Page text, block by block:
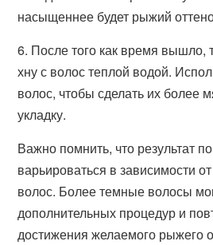
насыщеннее будет рыжий
6. После того как время вышло,
хну с волос теплой водой.
волос, чтобы сделать их более
укладку.
Важно помнить, что результат
варьироваться в зависимости
волос. Более темные волосы
дополнительных процедур и
достижения желаемого рыжего